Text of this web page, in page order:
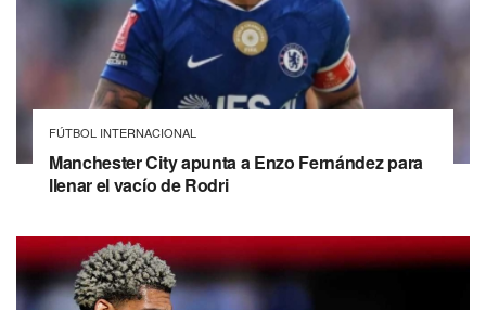
FÚTBOL INTERNACIONAL
Manchester City apunta a Enzo Fernández para
llenar el vacío de Rodri